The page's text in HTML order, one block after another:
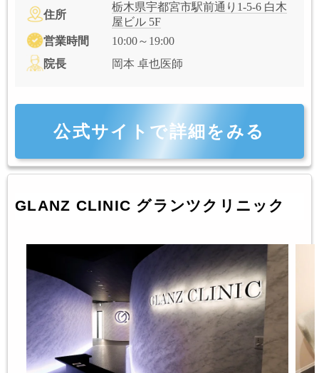
住所
栃木県宇都宮市駅前通り1-5-6 白木
屋ビル 5F
営業時間
10:00～19:00
院長
岡本 卓也医師
公式サイトで詳細をみる
GLANZ CLINIC グランツクリニック